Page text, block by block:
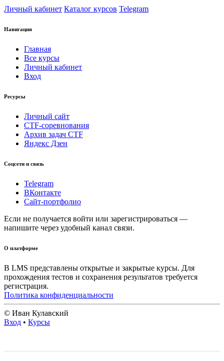
Личный кабинет Каталог курсов Telegram
Навигация
Главная
Все курсы
Личный кабинет
Вход
Ресурсы
Личный сайт
CTF-соревнования
Архив задач CTF
Яндекс Дзен
Соцсети и связь
Telegram
ВКонтакте
Сайт-портфолио
Если не получается войти или зарегистрироваться —
напишите через удобный канал связи.
О платформе
В LMS представлены открытые и закрытые курсы. Для
прохождения тестов и сохранения результатов требуется
регистрация.
Политика конфиденциальности
© Иван Кулавский
Вход • Курсы